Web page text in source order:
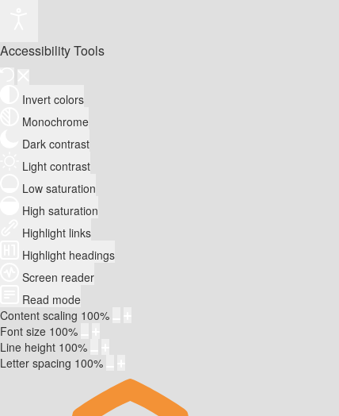
Accessibility Tools
Invert colors
Monochrome
Dark contrast
Light contrast
Low saturation
High saturation
Highlight links
Highlight headings
Screen reader
Read mode
Content scaling 100%
Font size 100%
Line height 100%
Letter spacing 100%